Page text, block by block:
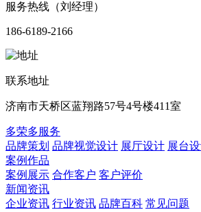
服务热线（刘经理）
186-6189-2166
联系地址
济南市天桥区蓝翔路57号4号楼411室
多荣多服务
品牌策划 品牌视觉设计 展厅设计 展台
案例作品
案例展示 合作客户 客户评价
新闻资讯
企业资讯 行业资讯 品牌百科 常见问题